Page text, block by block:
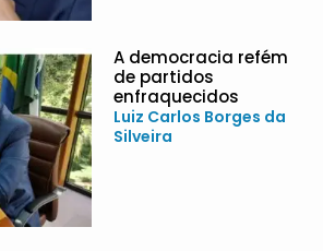
A democracia refém
de partidos
enfraquecidos
Luiz Carlos Borges da
Silveira